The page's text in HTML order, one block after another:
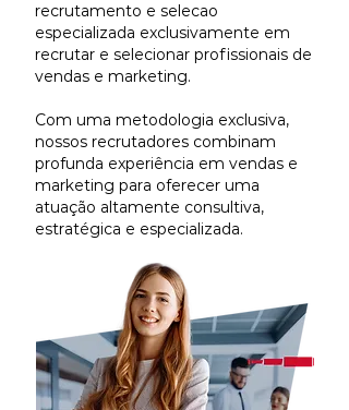
recrutamento e selecao
especializada exclusivamente em
recrutar e selecionar profissionais de
vendas e marketing.
Com uma metodologia exclusiva,
nossos recrutadores combinam
profunda experiência em vendas e
marketing para oferecer uma
atuação altamente consultiva,
estratégica e especializada.